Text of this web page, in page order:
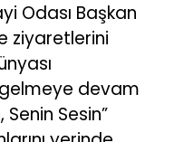
Odası Başkan
ziyaretlerini
devam
Sesin”